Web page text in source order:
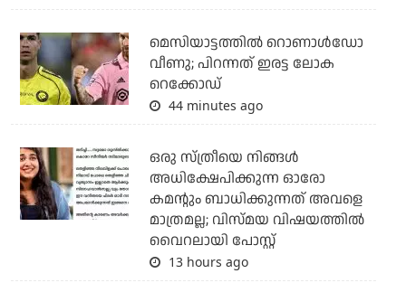
മെസിയാട്ടത്തില്‍ റൊണാള്‍ഡോ
വീണു; പിറന്നത് ഇരട്ട ലോക
റെക്കോഡ്
44 minutes ago
ഒരു സ്ത്രീയെ നിങ്ങള്‍
അധിക്ഷേപിക്കുന്ന ഓരോ
കമന്റും ബാധിക്കുന്നത് അവളെ
മാത്രമല്ല; വിസ്മയ വിഷയത്തില്‍
വൈറലായി പോസ്റ്റ്
13 hours ago